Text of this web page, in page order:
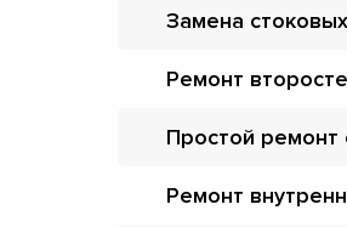
Замена
Ремонт
Простой ремонт
Ремонт